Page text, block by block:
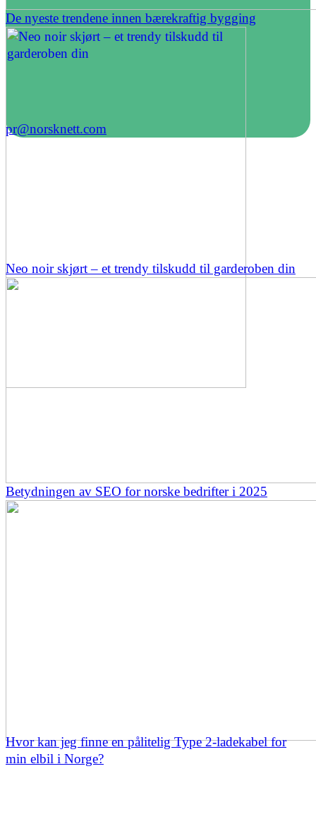
De nyeste trendene innen bærekraftig bygging
Neo noir skjørt – et trendy tilskudd til garderoben din
Betydningen av SEO for norske bedrifter i 2025
Hvor kan jeg finne en pålitelig Type 2-ladekabel for
min elbil i Norge?
pr@norsknett.com